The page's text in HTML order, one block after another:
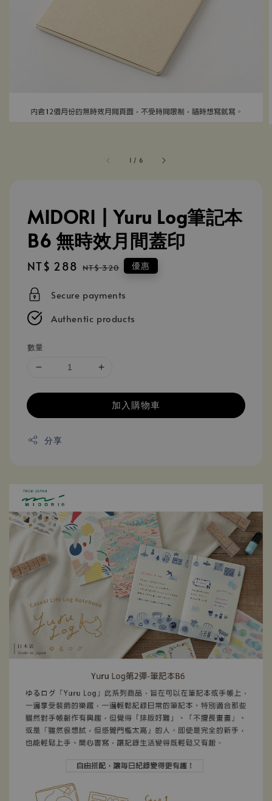
1 / 6
MIDORI | Yuru Log筆記本
B6 無時效月間蓋印
Sale
NT$ 288 Regular
NT$ 320 優惠
Secure payments
Authentic products
數量
加入購物車
分享